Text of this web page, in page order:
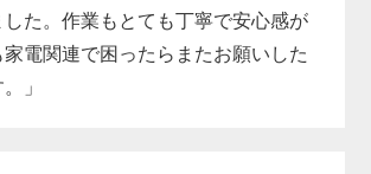
した。作業もとても丁寧で安心感が
電関連で困ったらまたお願いした
」